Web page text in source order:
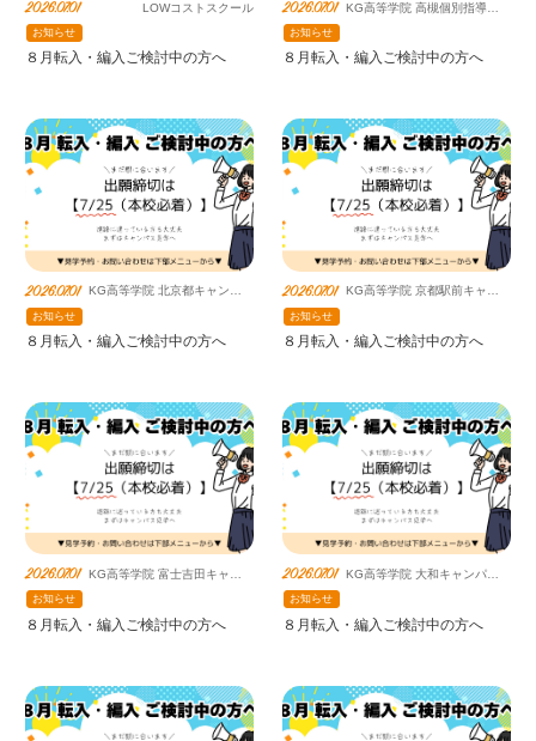
2026.07.01 LOWコストスクール
お知らせ
８月転入・編入ご検討中の方へ
2026.07.01
KG高等学院 高槻個別指導キ
お知らせ
８月転入・編入ご検討中の方へ
2026.07.01
KG高等学院 北京都キャンパ
お知らせ
８月転入・編入ご検討中の方へ
2026.07.01
KG高等学院 京都駅前キャン
お知らせ
８月転入・編入ご検討中の方へ
2026.07.01
KG高等学院 富士吉田キャン
お知らせ
８月転入・編入ご検討中の方へ
2026.07.01
KG高等学院 大和キャンパス
お知らせ
８月転入・編入ご検討中の方へ